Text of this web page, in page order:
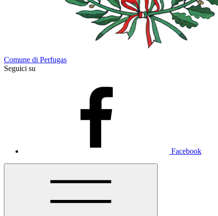
Comune di Perfugas
Seguici su
Facebook